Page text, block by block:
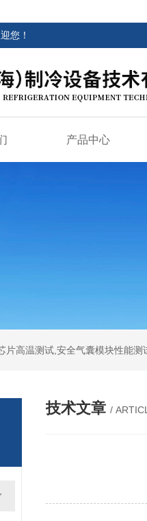
您！
产品中心
片高温测试,安全气囊模块性能测
技术文章 /